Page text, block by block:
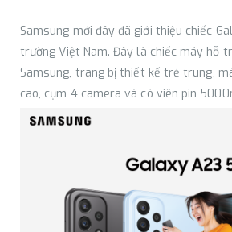
Samsung mới đây đã giới thiệu chiếc
trường Việt Nam. Đây là chiếc máy hỗ
Samsung, trang bị thiết kế trẻ trung,
cao, cụm 4 camera và có viên pin